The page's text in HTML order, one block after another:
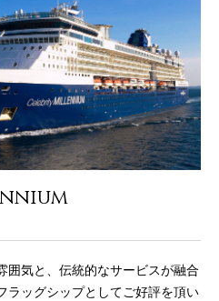
囲気と、伝統的なサービスが融合
ラッグシップとしてご好評を頂い